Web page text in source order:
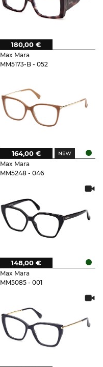
Max Mara
MM5173-B - 052
180,00 €
Max Mara
MM5248 - 046
164,00 €
Max Mara
MM5085 - 001
148,00 €